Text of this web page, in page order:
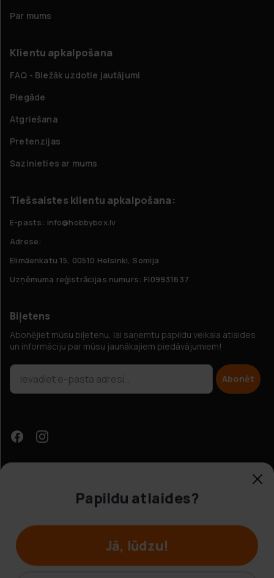
Par mums
Klientu apkalpošana
FAQ - Biežāk uzdotie jautājumi
Piegāde
Atgriešana
Pretenzijas
Sazinieties ar mums
Tiešsaistes klientu apkalpošana:
E-pasts: info@hobbybox.lv
Adrese:
Elimäenkatu 15, 00510 Helsinki, Somija
Uzņēmuma reģistrācijas numurs: FI09931637
Biļetens
Abonējiet mūsu biļetenu, lai saņemtu papildu veikala atlaides
un informāciju par mūsu jaunākajiem piedāvājumiem!
Abonēt
Klientu apkalpošana
© Hobbybox 2025
Noteikumi un nosacījumi
Papildu atlaides?
Jā, lūdzu!